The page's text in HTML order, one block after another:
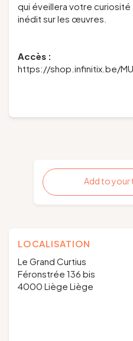
qui éveillera votre
inédit sur les œuvres.
Accès :
https://shop.infinitix.be/
Add to your
LOCALISATION
Le Grand Curtius
Féronstrée 136 bis
4000 Liège Liège